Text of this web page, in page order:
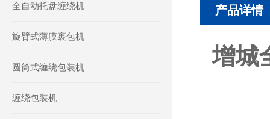
全自动托盘缠绕机
旋臂式薄膜裹包机
圆筒式缠绕包装机
缠绕包装机
产品详情
增城